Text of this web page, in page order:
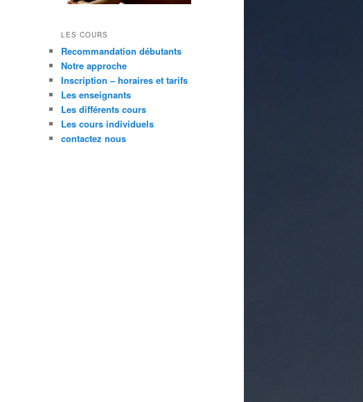
LES COURS
Recommandation débutants
Notre approche
Inscription – horaires et tarifs
Les enseignants
Les différents cours
Les cours individuels
contactez nous